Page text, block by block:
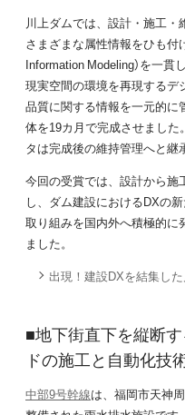
川上ダムでは、設計・施工
さまざまな属性情報をひも付
Information Modeling）を一
現実空間の環境を再現するデ
品質に関する情報を一元的に
体を19カ月で完成させまし
タは完成後の維持管理へと継
今回の受賞では、設計から施
し、ダム建設におけるDXの
取り組みを国内外へ積極的
ました。
出現！建設DXを結集した
■地下街直下を縦断
ドの施工と自動化技
中部9号幹線は、福岡市天神